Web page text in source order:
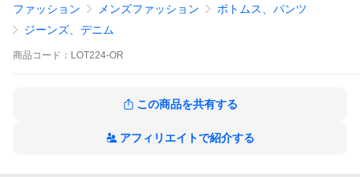
ファッション メンズファッション
ボトムス、パンツ
ジーンズ、デニム
商品 コード： LOT224-OR
この商品を共有する
アフィリエイトで紹介する